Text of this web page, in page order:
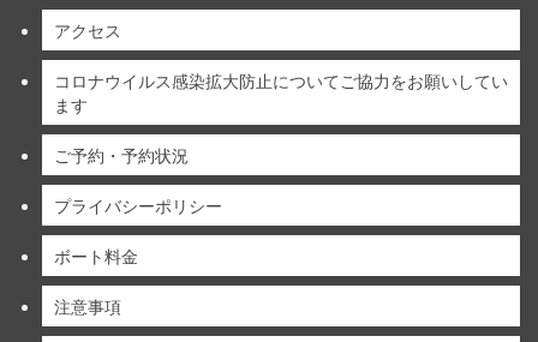
アクセス
コロナウイルス感染拡大防止についてご協力をお願いしてい
ます
ご予約・予約状況
プライバシーポリシー
ボート料金
注意事項